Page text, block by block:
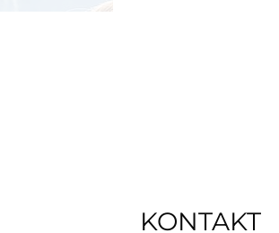
KONTAKT